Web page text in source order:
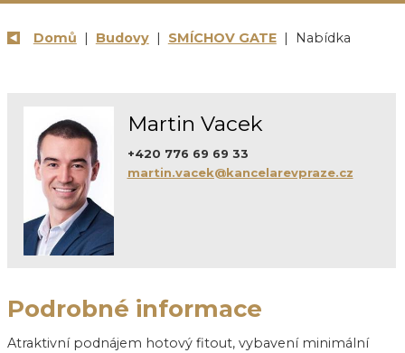
Domů | Budovy| SMÍCHOV GATE| Nabídka
Martin Vacek
+420 776 69 69 33
martin.vacek@kancelarevpraze.cz
Podrobné informace
Atraktivní podnájem hotový fitout, vybavení minimální